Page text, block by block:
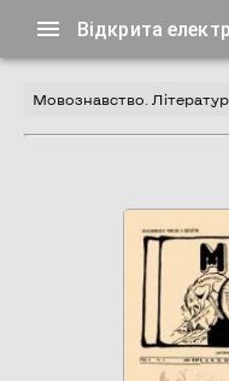
Відкрита
Мовознавство.